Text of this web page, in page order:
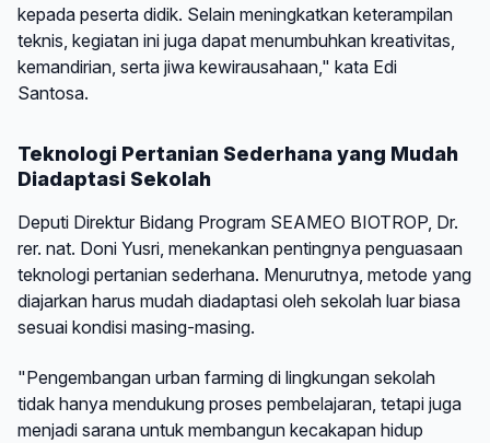
kepada peserta didik. Selain meningkatkan keterampilan
teknis, kegiatan ini juga dapat menumbuhkan kreativitas,
kemandirian, serta jiwa kewirausahaan," kata Edi
Santosa.
Teknologi Pertanian Sederhana yang Mudah
Diadaptasi Sekolah
Deputi Direktur Bidang Program SEAMEO BIOTROP, Dr.
rer. nat. Doni Yusri, menekankan pentingnya penguasaan
teknologi pertanian sederhana. Menurutnya, metode yang
diajarkan harus mudah diadaptasi oleh sekolah luar biasa
sesuai kondisi masing-masing.
"Pengembangan urban farming di lingkungan sekolah
tidak hanya mendukung proses pembelajaran, tetapi juga
menjadi sarana untuk membangun kecakapan hidup